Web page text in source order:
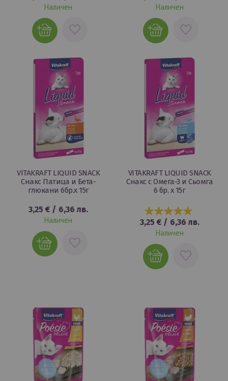
Наличен
ДОБАВИ
ЛЮБИМИ
Наличен
ДОБАВИ
ЛЮБИМИ
VITAKRAFT LIQUID SNACK
Снакс Патица и Бета-
глюкани 6бр.х 15г
3,25 € / 6,36 лв.
Наличен
ДОБАВИ
VITAKRAFT LIQUID SNACK
Снакс с Омега-3 и Сьомга
6 бр. х 15г
100%
3,25 €/ 6,36 лв.
Наличен
ДОБАВИ